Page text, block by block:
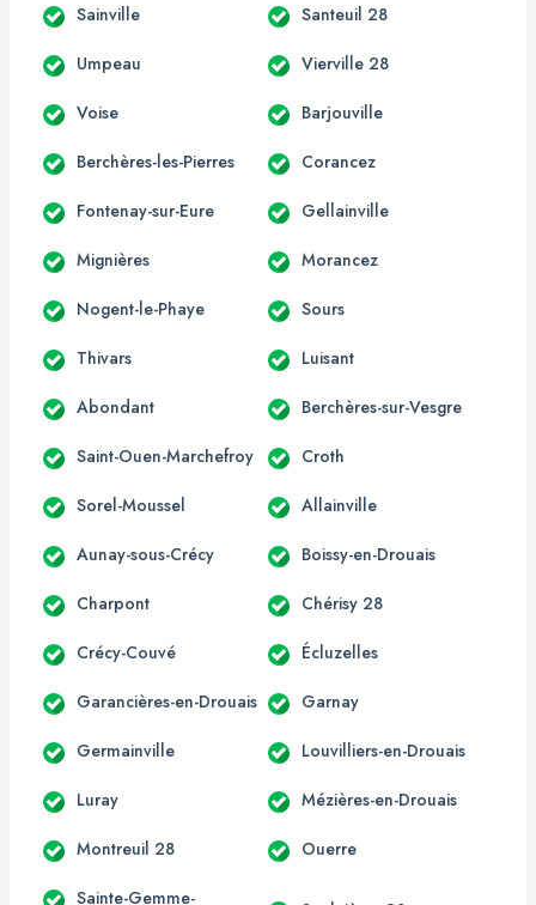
Sainville Santeuil 28
Umpeau Vierville 28
Voise Barjouville
Berchères-les-Pierres Corancez
Fontenay-sur-Eure Gellainville
Mignières Morancez
Nogent-le-Phaye Sours
Thivars Luisant
Abondant Berchères-sur-Vesgre
Saint-Ouen-Marchefroy Croth
Sorel-Moussel Allainville
Aunay-sous-Crécy Boissy-en-Drouais
Charpont Chérisy 28
Crécy-Couvé Écluzelles
Garancières-en-Drouais Garnay
Germainville Louvilliers-en-Drouais
Luray Mézières-en-Drouais
Montreuil 28 Ouerre
Sainte-Gemme-